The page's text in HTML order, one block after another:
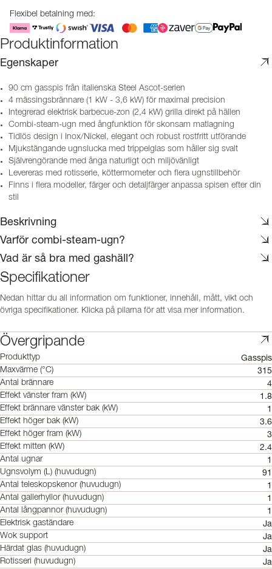
Flexibel betalning med:
Produktinformation
Egenskaper
90 cm gasspis från italienska Steel Ascot-serien
4 mässingsbrännare (1 kW - 3,6 kW) för maximal precision
Integrerad elektrisk barbecue-zon (2,4 kW) grilla direkt på hällen
Combi-steam-ugn med ångfunktion för skonsam matlagning
Tidlös design i Inox/Nickel, elegant och robust rostfritt utförande
Mjukstängande ugnslucka med trippelglas som håller sig svalt
Självrengörande med ånga naturligt och miljövänligt
Levereras med rotisserie, köttermometer och flera ugnstillbehör
Finns i flera modeller, färger och detaljfärger anpassa spisen efter din
stil
Beskrivning
Varför combi-steam-ugn?
Vad är så bra med gashäll?
Specifikationer
Nedan hittar du all information om funktioner, innehåll, mått, vikt och
övriga specifikationer. Klicka på pilarna för att visa mer information.
Övergripande
Produkttyp Gasspis
Maxvärme (°C) 315
Antal brännare 4
Effekt vänster fram (kW) 1.8
Effekt brännare vänster bak (kW) 1
Effekt höger bak (kW) 3.6
Effekt höger fram (kW) 3
Effekt mitten (kW) 2.4
Antal ugnar 1
Ugnsvolym (L) (huvudugn) 91
Antal teleskopskenor (huvudugn) 1
Antal gallerhyllor (huvudugn) 1
Antal långpannor (huvudugn) 1
Elektrisk gaständare Ja
Wok support Ja
Härdat glas (huvudugn) Ja
Rotisseri (huvudugn) Ja